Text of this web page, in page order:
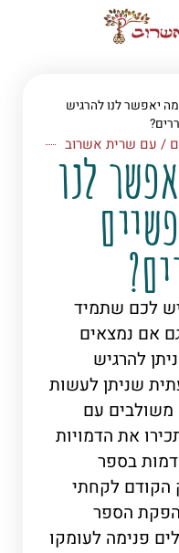
5 - מה יאפשר לנו להרגיש
/ עם שרית אשרוב
יאפשר לנו
לכם שתמיד
אם נמצאים
להרגיש
שניתן לעשות
משולבים עם
את הדמויות
בספר
לקחתי
הספר
פנימה לעומקו